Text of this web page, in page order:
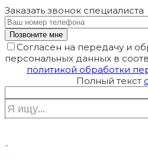
Заказать звонок специалиста
Согласен на передачу и
персональных данных в
политикой обработки
Полный текст